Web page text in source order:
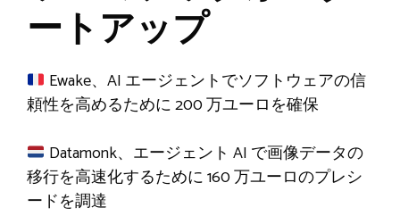
ートアップ
Ewake、AI エージェントでソフトウェアの信
頼性を高めるために 200 万ユーロを確保
Datamonk、エージェント AI で画像データの
移行を高速化するために 160 万ユーロのプレシ
ードを調達